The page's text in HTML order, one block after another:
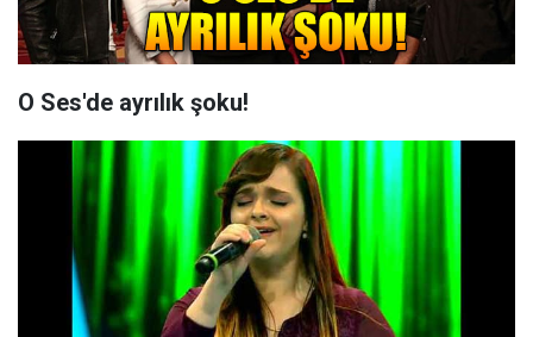
O Ses'de ayrılık şoku!